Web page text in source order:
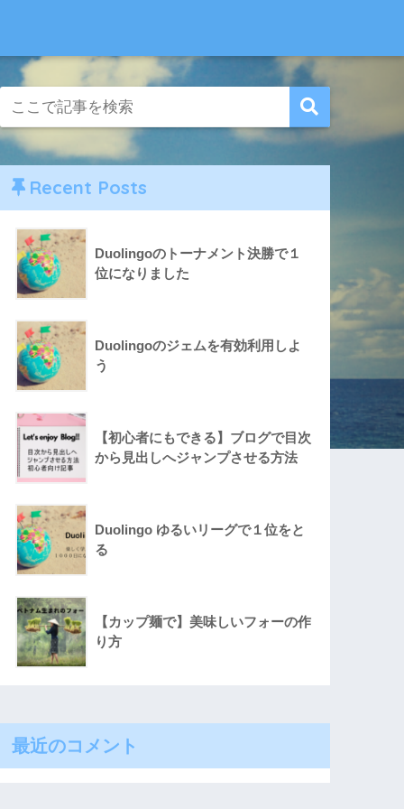
Recent Posts
Duolingoのトーナメント決勝で１
位になりました
Duolingoのジェムを有効利用しよ
う
【初心者にもできる】ブログで目次
から見出しへジャンプさせる方法
Duolingo ゆるいリーグで１位をと
る
【カップ麺で】美味しいフォーの作
り方
最近のコメント